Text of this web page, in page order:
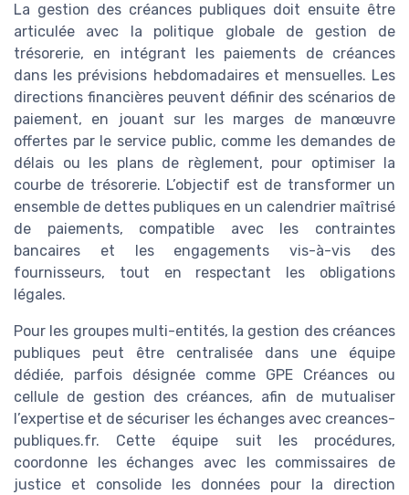
La gestion des créances publiques doit ensuite être
articulée avec la politique globale de gestion de
trésorerie, en intégrant les paiements de créances
dans les prévisions hebdomadaires et mensuelles. Les
directions financières peuvent définir des scénarios de
paiement, en jouant sur les marges de manœuvre
offertes par le service public, comme les demandes de
délais ou les plans de règlement, pour optimiser la
courbe de trésorerie. L’objectif est de transformer un
ensemble de dettes publiques en un calendrier maîtrisé
de paiements, compatible avec les contraintes
bancaires et les engagements vis-à-vis des
fournisseurs, tout en respectant les obligations
légales.
Pour les groupes multi-entités, la gestion des créances
publiques peut être centralisée dans une équipe
dédiée, parfois désignée comme GPE Créances ou
cellule de gestion des créances, afin de mutualiser
l’expertise et de sécuriser les échanges avec creances-
publiques.fr. Cette équipe suit les procédures,
coordonne les échanges avec les commissaires de
justice et consolide les données pour la direction